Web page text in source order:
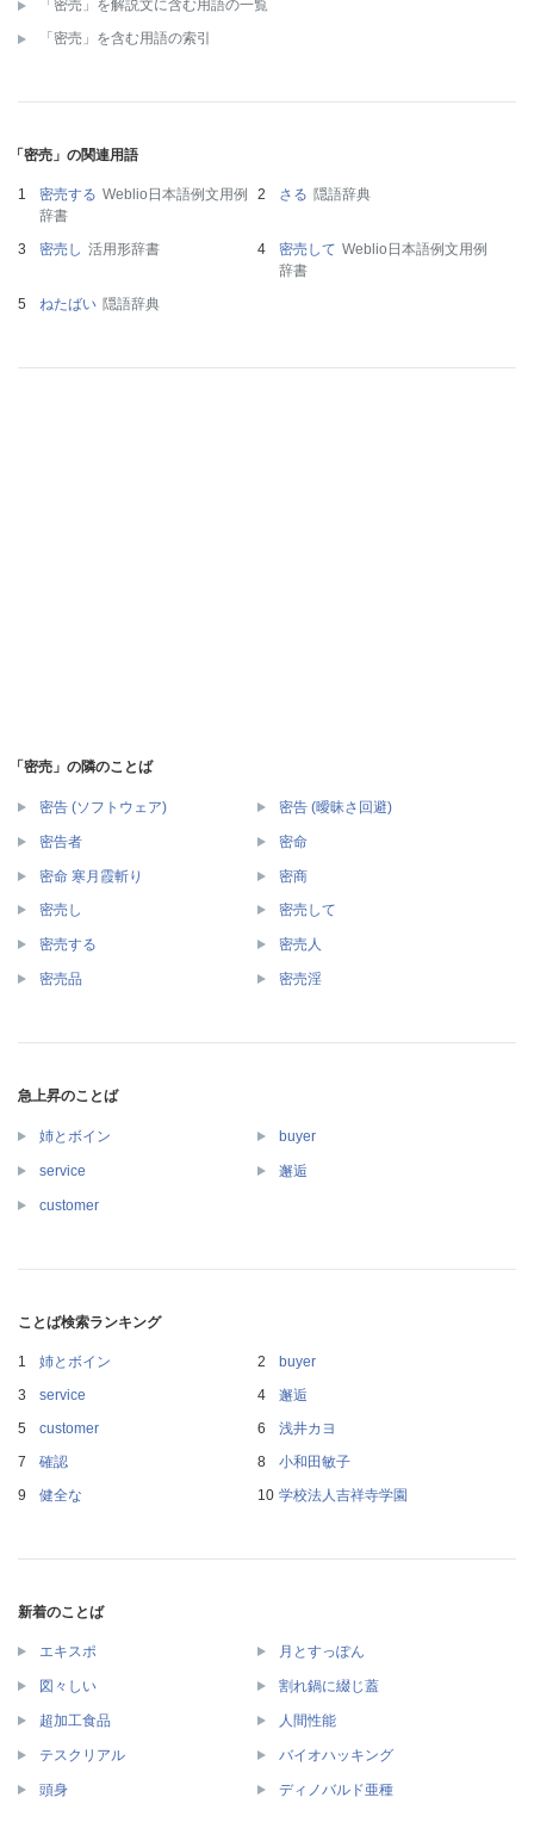
「密売」を解説文に含む用語の一覧
「密売」を含む用語の索引
「密売」の関連用語
密売する Weblio日本語例文用例
辞書
さる 隠語辞典
密売し 活用形辞書 密売して Weblio日本語例文用例
辞書
ねたばい 隠語辞典
「密売」の隣のことば
密告 (ソフトウェア) 密告 (曖昧さ回避)
密告者 密命
密命 寒月霞斬り 密商
密売し 密売して
密売する 密売人
密売品 密売淫
急上昇のことば
姉とボイン buyer
service 邂逅
customer
ことば検索ランキング
姉とボイン
buyer
service
邂逅
customer
浅井カヨ
確認
小和田敏子
健全な
学校法人吉祥寺学園
新着のことば
エキスポ 月とすっぽん
図々しい 割れ鍋に綴じ蓋
超加工食品 人間性能
テスクリアル バイオハッキング
頭身 ディノバルド亜種